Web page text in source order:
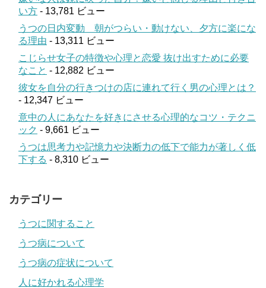
い方 - 13,781 ビュー
うつの日内変動 朝がつらい・動けない、夕方に楽にな
る理由 - 13,311 ビュー
こじらせ女子の特徴や心理と恋愛 抜け出すために必要
なこと - 12,882 ビュー
彼女を自分の行きつけの店に連れて行く男の心理とは？
- 12,347 ビュー
意中の人にあなたを好きにさせる心理的なコツ・テクニ
ック - 9,661 ビュー
うつは思考力や記憶力や決断力の低下で能力が著しく低
下する - 8,310 ビュー
カテゴリー
うつに関すること
うつ病について
うつ病の症状について
人に好かれる心理学